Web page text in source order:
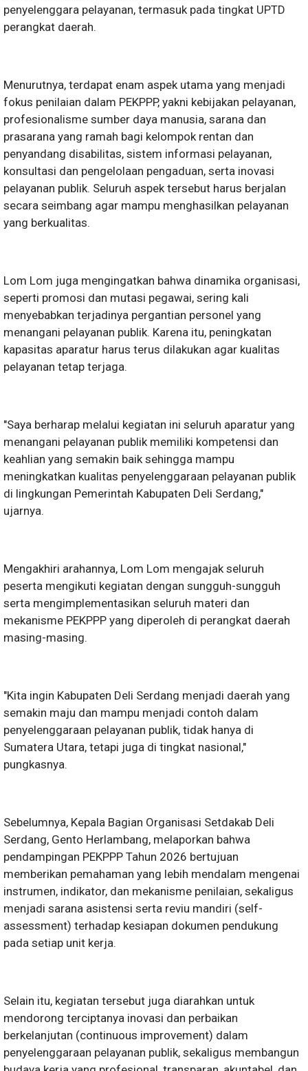
penyelenggara pelayanan, termasuk pada tingkat UPTD
perangkat daerah.
Menurutnya, terdapat enam aspek utama yang menjadi
fokus penilaian dalam PEKPPP, yakni kebijakan pelayanan,
profesionalisme sumber daya manusia, sarana dan
prasarana yang ramah bagi kelompok rentan dan
penyandang disabilitas, sistem informasi pelayanan,
konsultasi dan pengelolaan pengaduan, serta inovasi
pelayanan publik. Seluruh aspek tersebut harus berjalan
secara seimbang agar mampu menghasilkan pelayanan
yang berkualitas.
Lom Lom juga mengingatkan bahwa dinamika organisasi,
seperti promosi dan mutasi pegawai, sering kali
menyebabkan terjadinya pergantian personel yang
menangani pelayanan publik. Karena itu, peningkatan
kapasitas aparatur harus terus dilakukan agar kualitas
pelayanan tetap terjaga.
"Saya berharap melalui kegiatan ini seluruh aparatur yang
menangani pelayanan publik memiliki kompetensi dan
keahlian yang semakin baik sehingga mampu
meningkatkan kualitas penyelenggaraan pelayanan publik
di lingkungan Pemerintah Kabupaten Deli Serdang,"
ujarnya.
Mengakhiri arahannya, Lom Lom mengajak seluruh
peserta mengikuti kegiatan dengan sungguh-sungguh
serta mengimplementasikan seluruh materi dan
mekanisme PEKPPP yang diperoleh di perangkat daerah
masing-masing.
"Kita ingin Kabupaten Deli Serdang menjadi daerah yang
semakin maju dan mampu menjadi contoh dalam
penyelenggaraan pelayanan publik, tidak hanya di
Sumatera Utara, tetapi juga di tingkat nasional,"
pungkasnya.
Sebelumnya, Kepala Bagian Organisasi Setdakab Deli
Serdang, Gento Herlambang, melaporkan bahwa
pendampingan PEKPPP Tahun 2026 bertujuan
memberikan pemahaman yang lebih mendalam mengenai
instrumen, indikator, dan mekanisme penilaian, sekaligus
menjadi sarana asistensi serta reviu mandiri (self-
assessment) terhadap kesiapan dokumen pendukung
pada setiap unit kerja.
Selain itu, kegiatan tersebut juga diarahkan untuk
mendorong terciptanya inovasi dan perbaikan
berkelanjutan (continuous improvement) dalam
penyelenggaraan pelayanan publik, sekaligus membangun